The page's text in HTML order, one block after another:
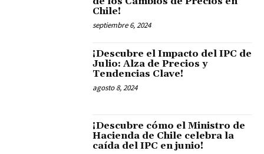
Chile!
septiembre 6, 2024
¡Descubre el Impacto del IPC de
Julio: Alza de Precios y
Tendencias Clave!
agosto 8, 2024
¡Descubre cómo el Ministro de
Hacienda de Chile celebra la
caída del IPC en junio!